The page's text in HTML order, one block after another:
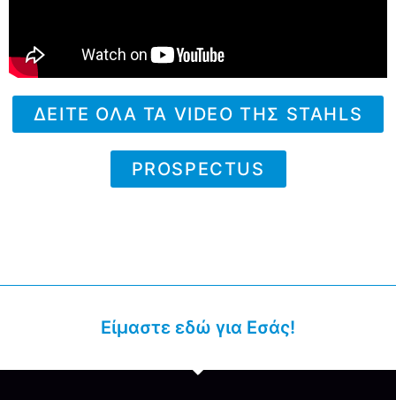
ΔΕΙΤΕ ΟΛΑ ΤΑ VIDEO ΤΗΣ STAHLS
PROSPECTUS
Είμαστε εδώ για Εσάς!